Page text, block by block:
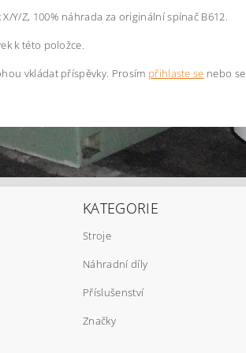
Y/Z, 100% náhrada za originální spínač B612.
k této položce.
vkládat příspěvky. Prosím přihlaste se nebo se
KATEGORIE
Stroje
Náhradní díly
Příslušenství
Značky